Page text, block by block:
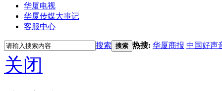
华厦电视
华厦传媒大事记
客服中心
搜索 搜索 热搜: 华厦商报 中国好声
关闭